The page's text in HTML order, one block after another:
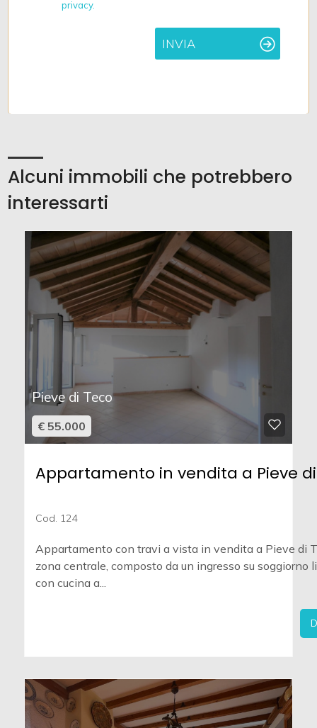
privacy.
INVIA
Alcuni immobili che potrebbero
interessarti
Pieve di Teco
€ 55.000
Appartamento in vendita a Pieve
Cod. 124
Appartamento con travi a vista in vendita a Pieve di
zona centrale, composto da un ingresso su soggiorno
con cucina a...